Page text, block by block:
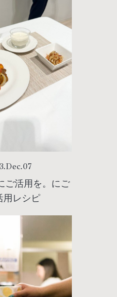
.Dec.07
ご活用を。にご
用レシピ